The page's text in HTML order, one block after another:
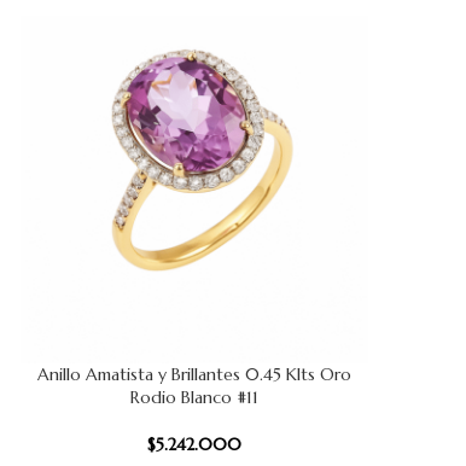
AÑADIR AL CARRITO
Anillo Amatista y Brillantes 0.45 Klts Oro
Rodio Blanco #11
$5.242.000